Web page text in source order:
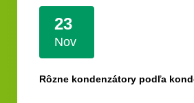
23
Nov
Rôzne kondenzátory podľa